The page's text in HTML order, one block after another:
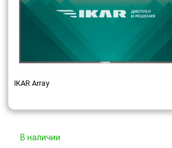
IKAR Array
В наличии